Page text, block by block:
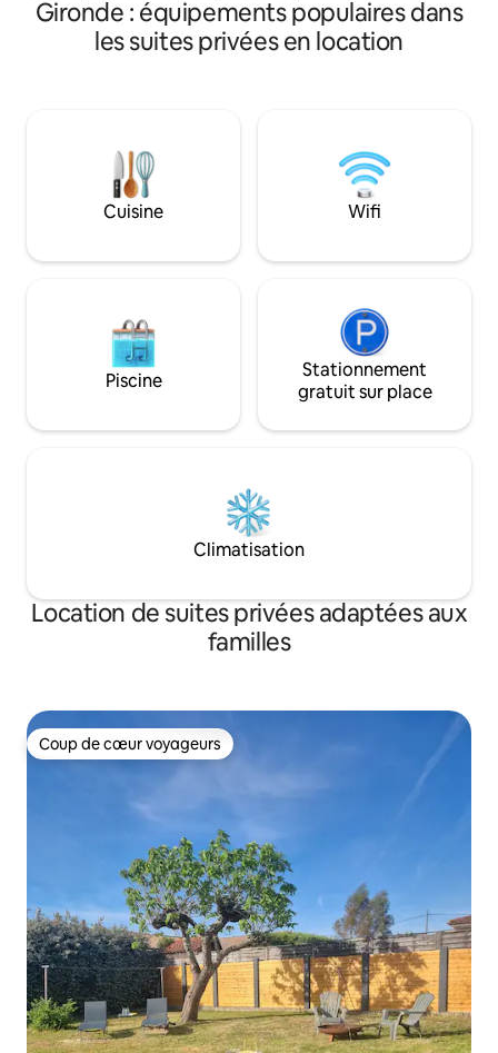
que l'espace extérieur qui vous est
exclusivement dédié et non partagé :
Coin salon, hamac, cuisine, coin repas,
Un parking privé est à votre disposition .
Au plaisir de vous accueillir chez nous.
chambre en mezzanine :
équipée, coin
son, s.d'eau
Gironde : équipements populaires dans
les suites privées en location
Cuisine Wifi
Piscine
Stationnement
gratuit sur place
Climatisation
Location de suites privées adaptées aux
familles
Coup de cœur voyageurs
Coup de cœur voyageurs